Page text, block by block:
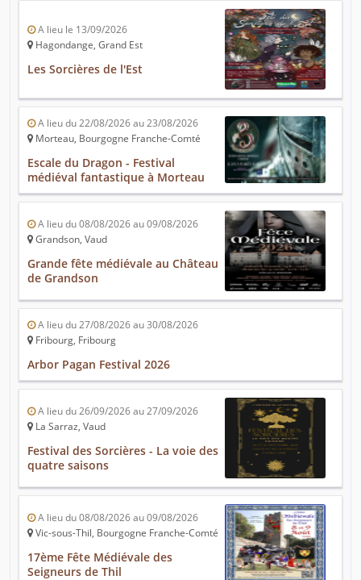
A lieu le 13/09/2026
Hagondange, Grand Est
Les Sorcières de l'Est
A lieu du 22/08/2026 au 23/08/2026
Morteau, Bourgogne Franche-Comté
Escale du Dragon - Festival
médiéval fantastique à Morteau
A lieu du 08/08/2026 au 09/08/2026
Grandson, Vaud
Grande fête médiévale au Château
de Grandson
A lieu du 27/08/2026 au 30/08/2026
Fribourg, Fribourg
Arbor Pagan Festival 2026
A lieu du 26/09/2026 au 27/09/2026
La Sarraz, Vaud
Festival des Sorcières - La voie des
quatre saisons
A lieu du 08/08/2026 au 09/08/2026
Vic-sous-Thil, Bourgogne Franche-Comté
17ème Fête Médiévale des
Seigneurs de Thil